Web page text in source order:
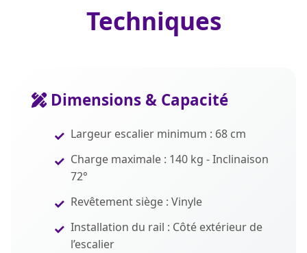
Techniques
Dimensions & Capacité
Largeur escalier minimum : 68 cm
Charge maximale : 140 kg - Inclinaison
72°
Revêtement siège : Vinyle
Installation du rail : Côté extérieur de
l’escalier